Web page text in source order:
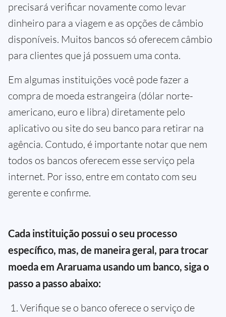
precisará verificar novamente como levar
dinheiro para a viagem e as opções de câmbio
disponíveis. Muitos bancos só oferecem câmbio
para clientes que já possuem uma conta.
Em algumas instituições você pode fazer a
compra de moeda estrangeira (dólar norte-
americano, euro e libra) diretamente pelo
aplicativo ou site do seu banco para retirar na
agência. Contudo, é importante notar que nem
todos os bancos oferecem esse serviço pela
internet. Por isso, entre em contato com seu
gerente e confirme.
Cada instituição possui o seu processo
específico, mas, de maneira geral, para trocar
moeda em Araruama usando um banco, siga o
passo a passo abaixo:
Verifique se o banco oferece o serviço de